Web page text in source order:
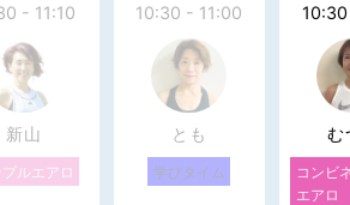
- 11:10
新山
プルエアロ
10:30 - 11:00
とも
学びタイム
10:30
む
コンビ
エアロ